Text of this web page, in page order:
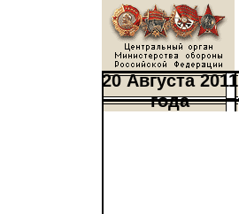
20 Августа 2011
года